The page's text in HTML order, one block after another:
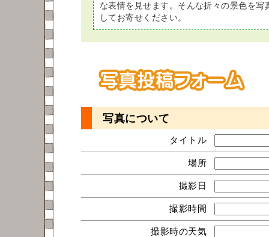
な表情を見せます。そんな折々の景色を写
してお寄せください。
写真について
タイトル
場所
撮影日
撮影時間
撮影時の天気